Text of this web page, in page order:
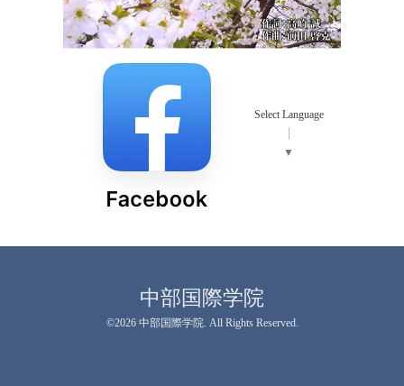
Select Language
▼
中部国際学院
©2026 中部国際学院. All Rights Reserved.